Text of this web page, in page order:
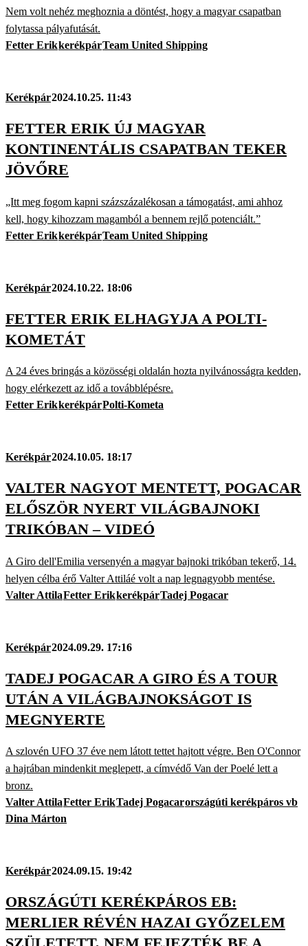
Nem volt nehéz meghoznia a döntést, hogy a magyar csapatban
folytassa pályafutását.
Fetter ErikkerékpárTeam United Shipping
Kerékpár2024.10.25. 11:43
FETTER ERIK ÚJ MAGYAR
KONTINENTÁLIS CSAPATBAN TEKER
JÖVŐRE
„Itt meg fogom kapni százszázalékosan a támogatást, ami ahhoz
kell, hogy kihozzam magamból a bennem rejlő potenciált.”
Fetter ErikkerékpárTeam United Shipping
Kerékpár2024.10.22. 18:06
FETTER ERIK ELHAGYJA A POLTI-
KOMETÁT
A 24 éves bringás a közösségi oldalán hozta nyilvánosságra kedden,
hogy elérkezett az idő a továbblépésre.
Fetter ErikkerékpárPolti-Kometa
Kerékpár2024.10.05. 18:17
VALTER NAGYOT MENTETT, POGACAR
ELŐSZÖR NYERT VILÁGBAJNOKI
TRIKÓBAN – VIDEÓ
A Giro dell'Emilia versenyén a magyar bajnoki trikóban tekerő, 14.
helyen célba érő Valter Attiláé volt a nap legnagyobb mentése.
Valter AttilaFetter ErikkerékpárTadej Pogacar
Kerékpár2024.09.29. 17:16
TADEJ POGACAR A GIRO ÉS A TOUR
UTÁN A VILÁGBAJNOKSÁGOT IS
MEGNYERTE
A szlovén UFO 37 éve nem látott tettet hajtott végre. Ben O'Connor
a hajrában mindenkit meglepett, a címvédő Van der Poelé lett a
bronz.
Valter AttilaFetter ErikTadej Pogacarországúti kerékpáros vb
Dina Márton
Kerékpár2024.09.15. 19:42
ORSZÁGÚTI KERÉKPÁROS EB:
MERLIER RÉVÉN HAZAI GYŐZELEM